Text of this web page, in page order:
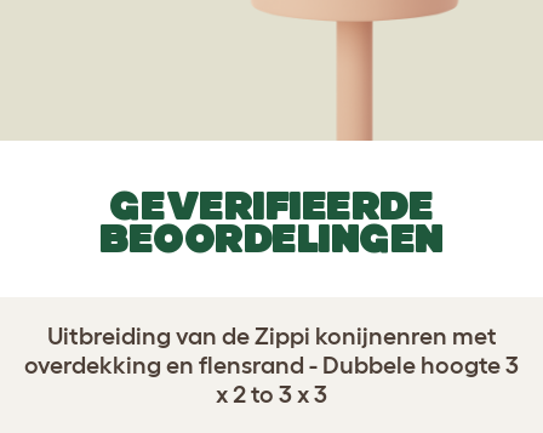
GEVERIFIEERDE
BEOORDELINGEN
Uitbreiding van de Zippi konijnenren met
overdekking en flensrand - Dubbele hoogte 3
x 2 to 3 x 3